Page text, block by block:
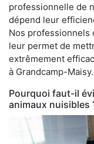
professionnelle de
dépend leur
Nos professionnels
leur permet de
extrêmement
à Grandcamp-Maisy.
Pourquoi faut-il
animaux nuisibles